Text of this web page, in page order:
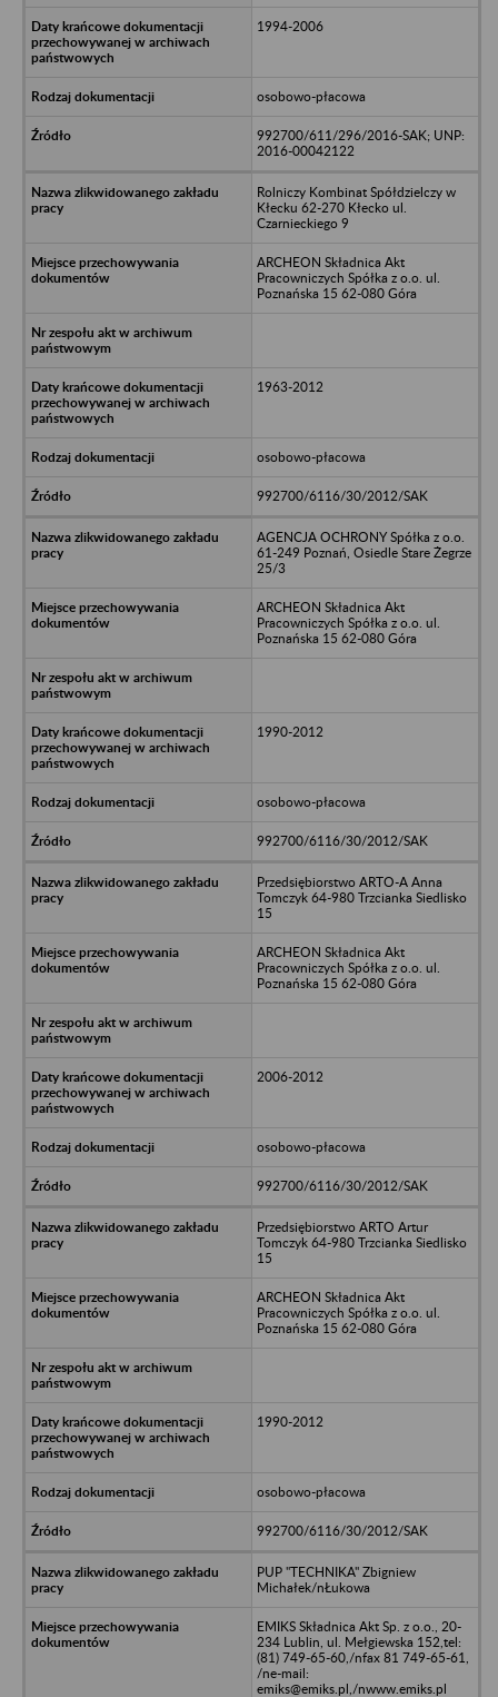
1994-2006
osobowo-płacowa
992700/611/296/2016-SAK; UNP:
2016-00042122
Rolniczy Kombinat Spółdzielczy w
Kłecku 62-270 Kłecko ul.
Czarnieckiego 9
ARCHEON Składnica Akt
Pracowniczych Spółka z o.o. ul.
Poznańska 15 62-080 Góra
1963-2012
osobowo-płacowa
992700/6116/30/2012/SAK
AGENCJA OCHRONY Spółka z o.o.
61-249 Poznań, Osiedle Stare Żegrze
25/3
ARCHEON Składnica Akt
Pracowniczych Spółka z o.o. ul.
Poznańska 15 62-080 Góra
1990-2012
osobowo-płacowa
992700/6116/30/2012/SAK
Przedsiębiorstwo ARTO-A Anna
Tomczyk 64-980 Trzcianka Siedlisko
15
ARCHEON Składnica Akt
Pracowniczych Spółka z o.o. ul.
Poznańska 15 62-080 Góra
2006-2012
osobowo-płacowa
992700/6116/30/2012/SAK
Przedsiębiorstwo ARTO Artur
Tomczyk 64-980 Trzcianka Siedlisko
15
ARCHEON Składnica Akt
Pracowniczych Spółka z o.o. ul.
Poznańska 15 62-080 Góra
1990-2012
osobowo-płacowa
992700/6116/30/2012/SAK
PUP "TECHNIKA" Zbigniew
Michałek/nŁukowa
EMIKS Składnica Akt Sp. z o.o., 20-
234 Lublin, ul. Mełgiewska 152,tel:
(81) 749-65-60,/nfax 81 749-65-61,
/ne-mail:
emiks@emiks.pl,/nwww.emiks.pl